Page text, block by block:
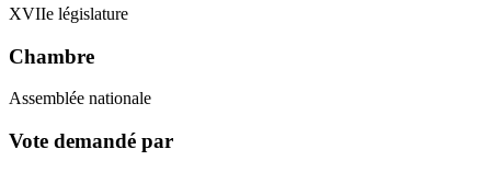
XVIIe législature
Chambre
Assemblée nationale
Vote demandé par